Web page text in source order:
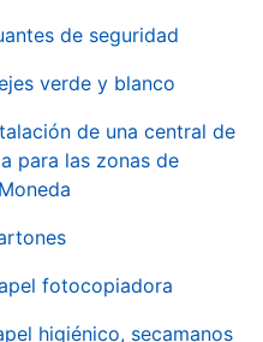
de seguridad
verde y blanco
de una central de
para las zonas de
fotocopiadora
higiénico, secamanos